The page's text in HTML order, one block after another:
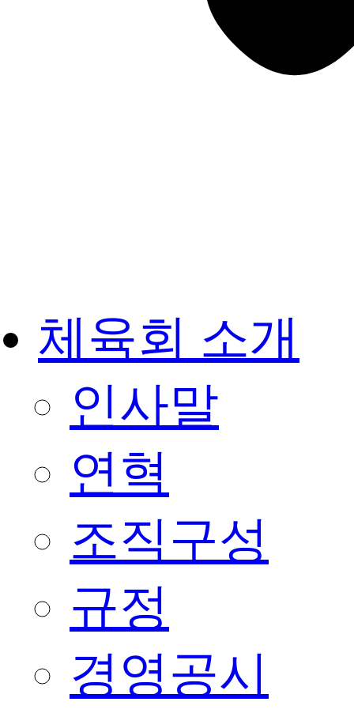
체육회 소개
인사말
연혁
조직구성
규정
경영공시